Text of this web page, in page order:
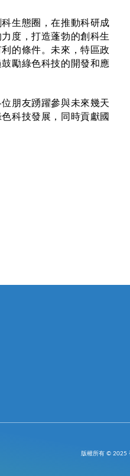
生態圈，在推動科研成
度，打造蓬勃的創科生
的條件。未來，特區政
勵綠色科技的開發和應
朋友踴躍參與未來幾天
科技發展，同時貢獻國
版權所有 © 2025